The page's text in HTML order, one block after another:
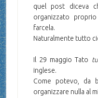
quel post diceva
organizzato
farcela.
Naturalmente tutto
Il 29 maggio Tato
inglese.
Come potevo, da
organizzare nulla al